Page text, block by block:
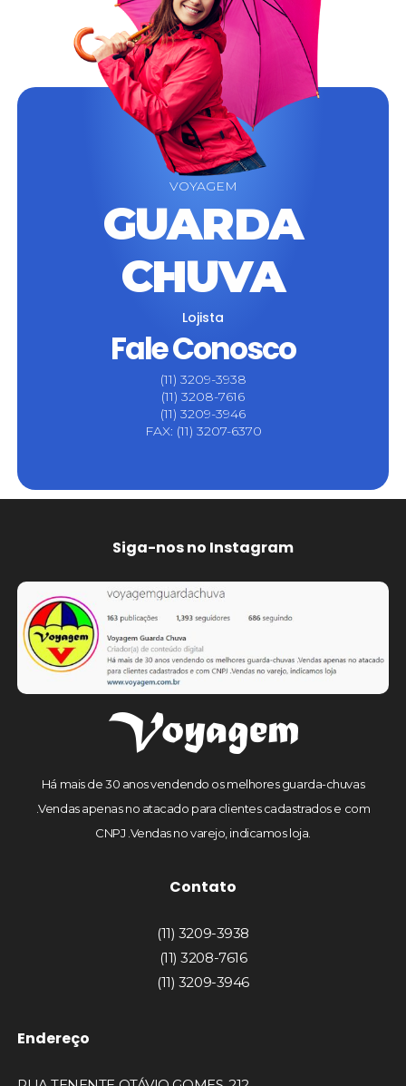
VOYAGEM
GUARDA
CHUVA
Lojista
Fale Conosco
(11) 3209-3938
(11) 3208-7616
(11) 3209-3946
FAX: (11) 3207-6370
Siga-nos no Instagram
Há mais de 30 anos vendendo os melhores guarda-chuvas
.Vendas apenas no atacado para clientes cadastrados e com
CNPJ .Vendas no varejo, indicamos loja.
Contato
(11) 3209-3938
(11) 3208-7616
(11) 3209-3946
Endereço